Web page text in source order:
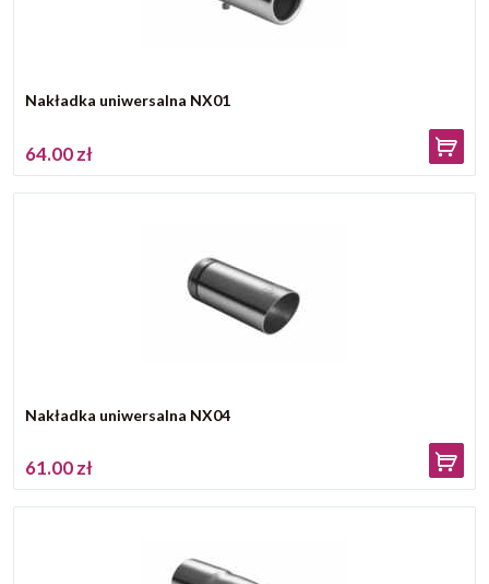
Nakładka uniwersalna NX01
64.00 zł
Nakładka uniwersalna NX04
61.00 zł